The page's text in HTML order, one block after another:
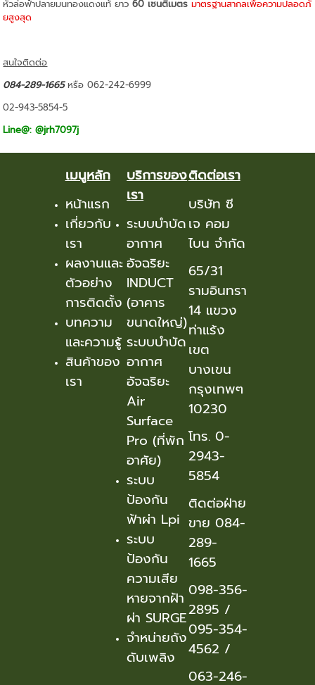
หัวล่อฟ้าปลายมนทองแดงแท้ ยาว60 เซนติเมตร มาตรฐานสากลเพื่อความปลอดภั
ยสูงสุด
สนใจติดต่อ
084-289-1665หรือ 062-242-6999
02-943-5854-5
Line@: @jrh7097j
เมนูหลัก
หน้าแรก
เกี่ยวกับ
เรา
ผลงานและ
ตัวอย่าง
การติดตั้ง
บทความ
และความรู้
สินค้าของ
เรา
บริการของ
เรา
ระบบบำบัด
อากาศ
อัจฉริยะ
INDUCT
(อาคาร
ขนาดใหญ่)
ระบบบำบัด
อากาศ
อัจฉริยะ
Air
Surface
Pro (ที่พัก
อาศัย)
ระบบ
ป้องกัน
ฟ้าผ่า Lpi
ระบบ
ป้องกัน
ความเสีย
หายจากฝ้า
ผ่า SURGE
จำหน่ายถัง
ดับเพลิง
ติดต่อเรา
บริษัท ซี
เจ คอม
ไบน จำกัด
65/31
รามอินทรา
14 แขวง
ท่าแร้ง
เขต
บางเขน
กรุงเทพๆ
10230
โทร. 0-
2943-
5854
ติดต่อฝ่าย
ขาย 084-
289-
1665
098-356-
2895 /
095-354-
4562 /
063-246-